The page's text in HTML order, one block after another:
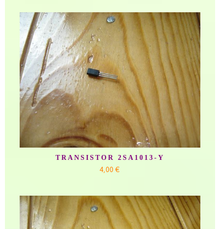
TRANSISTOR 2SA1013-Y
4,00 €